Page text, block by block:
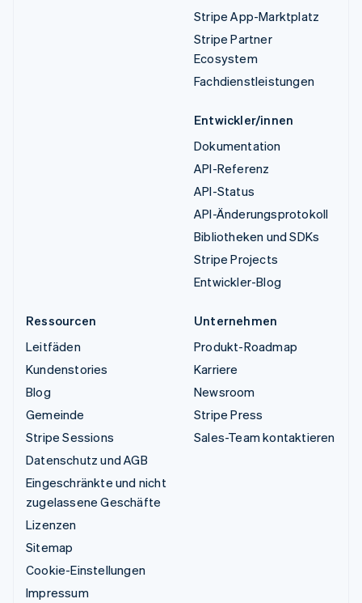
Stripe App-Marktplatz
Stripe Partner
Ecosystem
Fachdienstleistungen
Entwickler/innen
Dokumentation
API-Referenz
API-Status
API-Änderungsprotokoll
Bibliotheken und SDKs
Stripe Projects
Entwickler-Blog
Ressourcen
Leitfäden
Kundenstories
Blog
Gemeinde
Stripe Sessions
Datenschutz und AGB
Eingeschränkte und nicht
zugelassene Geschäfte
Lizenzen
Sitemap
Cookie-Einstellungen
Impressum
Unternehmen
Produkt-Roadmap
Karriere
Newsroom
Stripe Press
Sales-Team kontaktieren